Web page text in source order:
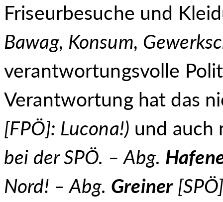
Friseurbesuche und
Bawag, Konsum,
verantwortungsvolle
Verantwortung hat das
[FPÖ]: Lucona!) und
bei der SPÖ. – Abg.
Nord! – Abg. Greiner